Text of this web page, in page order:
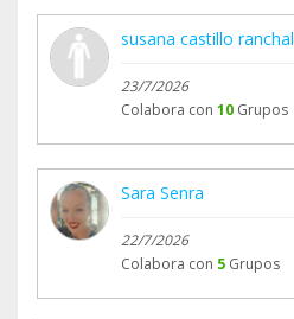
susana castillo ranchal
23/7/2026
Colabora con 10 Grupos
Sara Senra
22/7/2026
Colabora con 5 Grupos